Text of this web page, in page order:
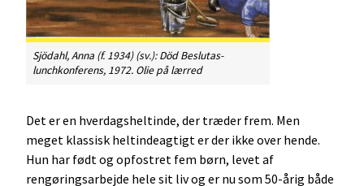
Sjödahl, Anna (f. 1934) (sv.): Död Beslutas-
lunchkonferens, 1972. Olie på lærred
Det er en hverdagsheltinde, der træder frem. Men
meget klassisk heltindeagtigt er der ikke over hende.
Hun har født og opfostret fem børn, levet af
rengøringsarbejde hele sit liv og er nu som 50-årig både